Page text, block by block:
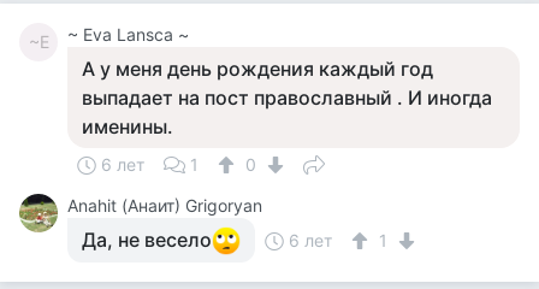
~E ~ Eva Lansca ~
А у меня день рождения каждый год
выпадает на пост православный . И иногда
именины.
6 лет 1
0
Anahit (Анаит) Grigoryan
Да, не весело 6 лет 1